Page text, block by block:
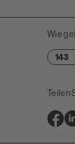
Wie
143
Teilen